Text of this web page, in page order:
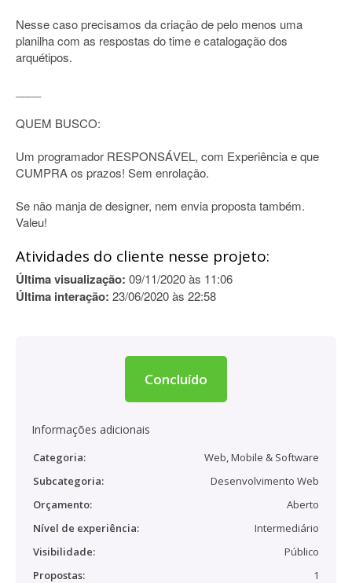
Nesse caso precisamos da criação de pelo menos uma
planilha com as respostas do time e catalogação dos
arquétipos.
QUEM BUSCO:
Um programador RESPONSÁVEL, com Experiência e que
CUMPRA os prazos! Sem enrolação.
Se não manja de designer, nem envia proposta também.
Valeu!
Atividades do cliente nesse projeto:
Última visualização: 09/11/2020 às 11:06
Última interação: 23/06/2020 às 22:58
Concluído
Informações adicionais
Categoria:
Web, Mobile & Software
Subcategoria:
Desenvolvimento Web
Orçamento:
Aberto
Nível de experiência:
Intermediário
Visibilidade:
Público
Propostas:
1